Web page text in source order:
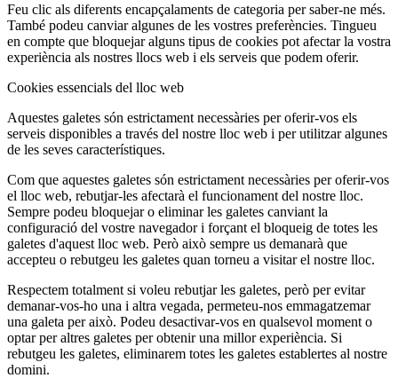
Feu clic als diferents encapçalaments de categoria per saber-ne més.
També podeu canviar algunes de les vostres preferències. Tingueu
en compte que bloquejar alguns tipus de cookies pot afectar la vostra
experiència als nostres llocs web i els serveis que podem oferir.
Cookies essencials del lloc web
Aquestes galetes són estrictament necessàries per oferir-vos els
serveis disponibles a través del nostre lloc web i per utilitzar algunes
de les seves característiques.
Com que aquestes galetes són estrictament necessàries per oferir-vos
el lloc web, rebutjar-les afectarà el funcionament del nostre lloc.
Sempre podeu bloquejar o eliminar les galetes canviant la
configuració del vostre navegador i forçant el bloqueig de totes les
galetes d'aquest lloc web. Però això sempre us demanarà que
accepteu o rebutgeu les galetes quan torneu a visitar el nostre lloc.
Respectem totalment si voleu rebutjar les galetes, però per evitar
demanar-vos-ho una i altra vegada, permeteu-nos emmagatzemar
una galeta per això. Podeu desactivar-vos en qualsevol moment o
optar per altres galetes per obtenir una millor experiència. Si
rebutgeu les galetes, eliminarem totes les galetes establertes al nostre
domini.